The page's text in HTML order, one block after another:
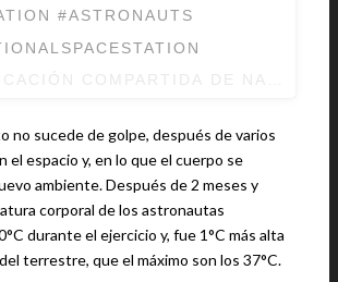
#ASTRONAUTS
no sucede de golpe, después de varios
el espacio y, en lo que el cuerpo se
ambiente. Después de 2 meses y
corporal de los astronautas
durante el ejercicio y, fue 1°C más alta
terrestre, que el máximo son los 37°C.